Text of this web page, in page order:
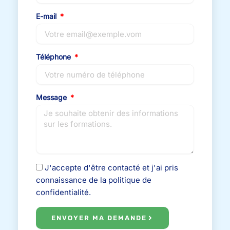
E-mail
Téléphone
Message
J'accepte d'être contacté et j'ai pris
connaissance de la politique de
confidentialité.
ENVOYER MA DEMANDE